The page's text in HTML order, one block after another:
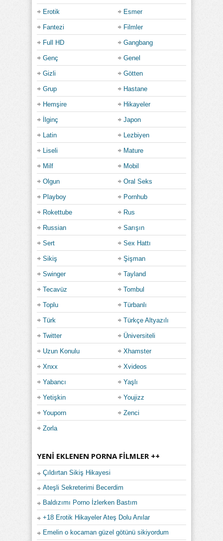
Erotik Esmer
Fantezi Filmler
Full HD Gangbang
Genç Genel
Gizli Götten
Grup Hastane
Hemşire Hikayeler
İlginç Japon
Latin Lezbiyen
Liseli Mature
Milf Mobil
Olgun Oral Seks
Playboy Pornhub
Rokettube Rus
Russian Sarışın
Sert Sex Hattı
Sikiş Şişman
Swinger Tayland
Tecavüz Tombul
Toplu Türbanlı
Türk Türkçe Altyazılı
Twitter Üniversiteli
Uzun Konulu Xhamster
Xnxx Xvideos
Yabancı Yaşlı
Yetişkin Youjizz
Youporn Zenci
Zorla
YENI EKLENEN PORNA FILMLER ++
Çıldırtan Sikiş Hikayesi
Ateşli Sekreterimi Becerdim
Baldızımı Porno İzlerken Bastım
+18 Erotik Hikayeler Ateş Dolu Anılar
Emelin o kocaman güzel götünü sikiyordum